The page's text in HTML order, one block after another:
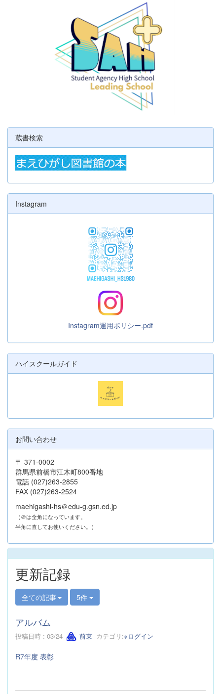
蔵書検索
Instagram
Instagram運用ポリシー.pdf
ハイスクールガイド
お問い合わせ
〒 371-0002
群馬県前橋市江木町800番地
電話 (027)263-2855
FAX (027)263-2524
maehigashi-hs＠edu-g.gsn.ed.jp
（＠は全角になっています。
半角に直してお使いください。）
更新記録
全ての記事 5件
アルバム
投稿日時 : 03/24 前東 カテゴリ:※ログイン
R7年度 表彰